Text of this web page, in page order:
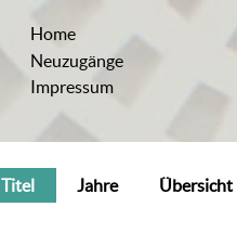
Home
Neuzugänge
Impressum
Titel Jahre Übersicht